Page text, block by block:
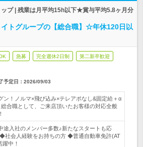
プ | 残業は月平均15h以下★賞与平均5.8ヶ月分
トグループの【総合職】☆年休120日以
急募 完全週休2日制 第二新卒歓迎
予定日： 2026/09/03
ン！ノルマ×飛び込み×テレアポなし&固定給＋α
合職として、ご来店頂いたお客様の対応全般
途入社のメンバー多数♪新たなスタートも応
社会人経験をお持ちの方 ◆普通自動車免許(AT
中！